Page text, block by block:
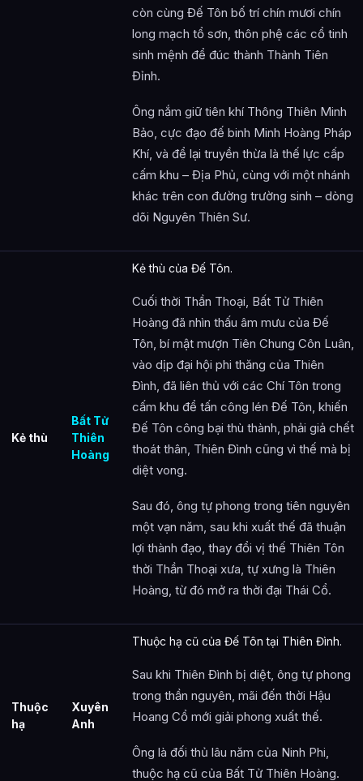
còn cùng Đế Tôn bố trí chín mươi chín
long mạch tổ sơn, thôn phệ các cổ tinh
sinh mệnh để đúc thành Thành Tiên
Đỉnh.
Ông nắm giữ tiên khí Thông Thiên Minh
Bảo, cực đạo đế binh Minh Hoàng Pháp
Khí, và để lại truyền thừa là thế lực cấp
cấm khu – Địa Phủ, cùng với một nhánh
khác trên con đường trường sinh – dòng
dõi Nguyên Thiên Sư.
Kẻ thù
Bất Tử
Thiên
Hoàng
Kẻ thù của Đế Tôn.
Cuối thời Thần Thoại, Bất Tử Thiên
Hoàng đã nhìn thấu âm mưu của Đế
Tôn, bí mật mượn Tiên Chung Côn Luân,
vào dịp đại hội phi thăng của Thiên
Đình, đã liên thủ với các Chí Tôn trong
cấm khu để tấn công lén Đế Tôn, khiến
Đế Tôn công bại thù thành, phải giả chết
thoát thân, Thiên Đình cũng vì thế mà bị
diệt vong.
Sau đó, ông tự phong trong tiên nguyên
một vạn năm, sau khi xuất thế đã thuận
lợi thành đạo, thay đổi vị thế Thiên Tôn
thời Thần Thoại xưa, tự xưng là Thiên
Hoàng, từ đó mở ra thời đại Thái Cổ.
Thuộc
hạ
Xuyên
Anh
Thuộc hạ cũ của Đế Tôn tại Thiên Đình.
Sau khi Thiên Đình bị diệt, ông tự phong
trong thần nguyên, mãi đến thời Hậu
Hoang Cổ mới giải phong xuất thế.
Ông là đối thủ lâu năm của Ninh Phi,
thuộc hạ cũ của Bất Tử Thiên Hoàng.